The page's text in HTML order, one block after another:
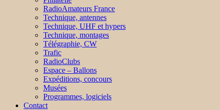
RadioAmateurs France
Technique, antennes
Technique, UHF et hypers
Technique, montages
Télégraphie, CW
Trafic
RadioClubs
Espace – Ballons
Expéditions, concours
Musées
Programmes, logiciels
Contact